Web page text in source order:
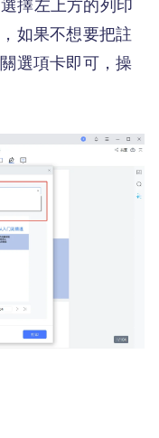
擇左上方的列印
如果不想要把註
選項卡即可，操